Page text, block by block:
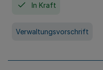
In Kraft
Verwaltungsvorschrift